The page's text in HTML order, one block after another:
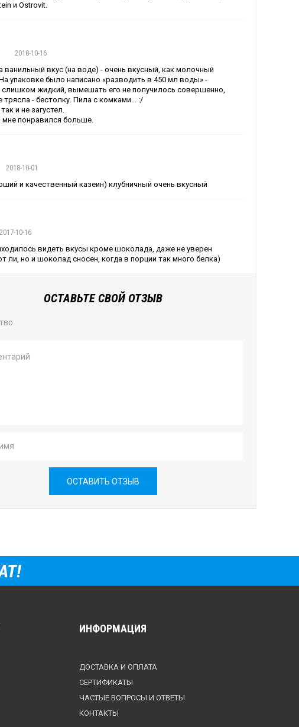
и Ostrovit.
2018-10-16
ванильный вкус (на воде) - очень вкусный, как молочный
упаковке было написано «разводить в 450 мл воды» -
слишком жидкий, вымешать его не получилось совершенно,
трясла - бестолку. Пила с комками... :/
и не загустел.
мне понравился больше.
2018-10-01
и качественный казеин) клубничный очень вкусный
2017-10-16
видеть вкусы кроме шоколада, даже не уверен
ли, но и шоколад сносен, когда в порции так много белка)
ОСТАВЬТЕ СВОЙ ОТЗЫВ
ОСТАВИТЬ ОТЗЫВ
ИНФОРМАЦИЯ
ДОСТАВКА И ОПЛАТА
СЕРТИФИКАТЫ
ЧАСТЫЕ ВОПРОСЫ И ОТВЕТЫ
КОНТАКТЫ